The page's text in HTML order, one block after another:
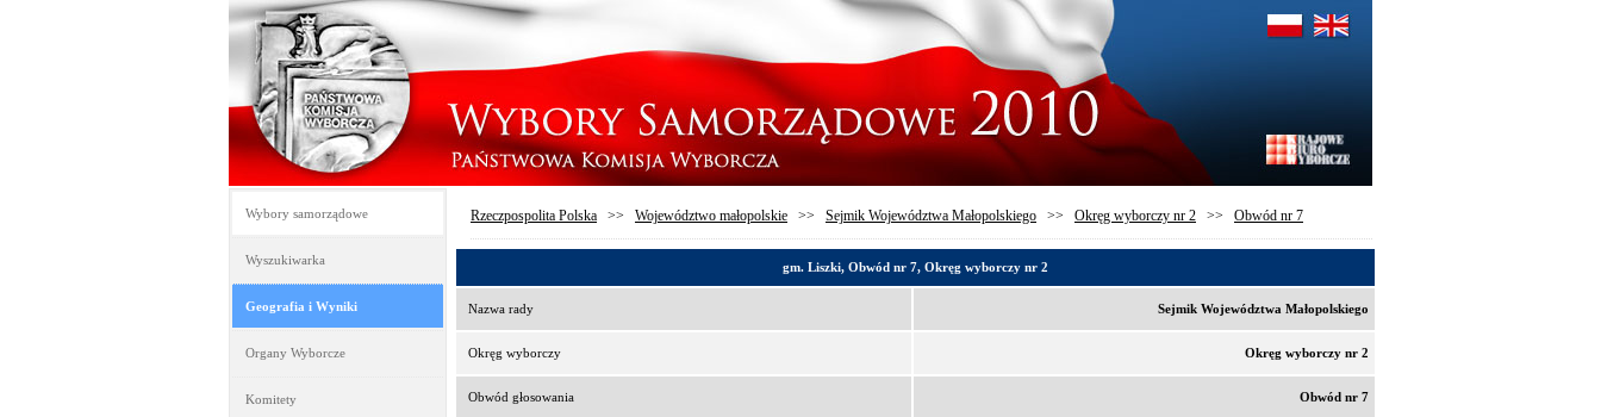
Wybory samorządowe
Wyszukiwarka
Geografia i Wyniki
Organy Wyborcze
Komitety
Rzeczpospolita Polska >> Województwo małopolskie >> Sejmik Województwa Małopolskiego >> Okręg wyborczy nr 2 >> Obwód nr 7
gm. Liszki, Obwód nr 7, Okręg wyborczy nr 2
Nazwa rady Sejmik Województwa Małopolskiego
Okręg wyborczy Okręg wyborczy nr 2
Obwód głosowania Obwód nr 7